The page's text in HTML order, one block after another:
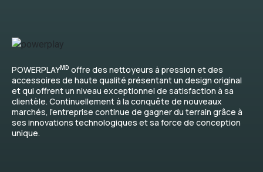
POWERPLAYMD offre des nettoyeurs à pression et des
accessoires de haute qualité présentant un design original
et qui offrent un niveau exceptionnel de satisfaction à sa
clientèle. Continuellement à la conquête de nouveaux
marchés, l’entreprise continue de gagner du terrain grâce à
ses innovations technologiques et sa force de conception
unique.